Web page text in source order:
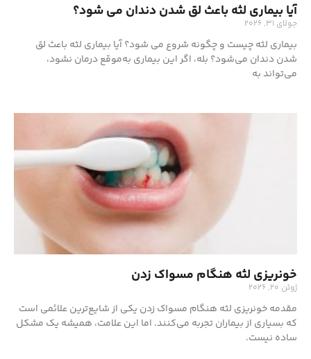
آیا بیماری لثه باعث لق شدن دندان می شود؟
جولای 31, 2026
بیماری لثه چیست و چگونه شروع می شود؟ آیا بیماری لثه باعث لق
شدن دندان می‌شود؟ بله، اگر این بیماری به‌موقع درمان نشود،
می‌تواند به
خونریزی لثه هنگام مسواک زدن
ژوئن 20, 2026
مقدمه خونریزی لثه هنگام مسواک زدن یکی از شایع‌ترین علائمی است
که بسیاری از بیماران تجربه می‌کنند. اما این علامت، همیشه یک مشکل
ساده نیست.